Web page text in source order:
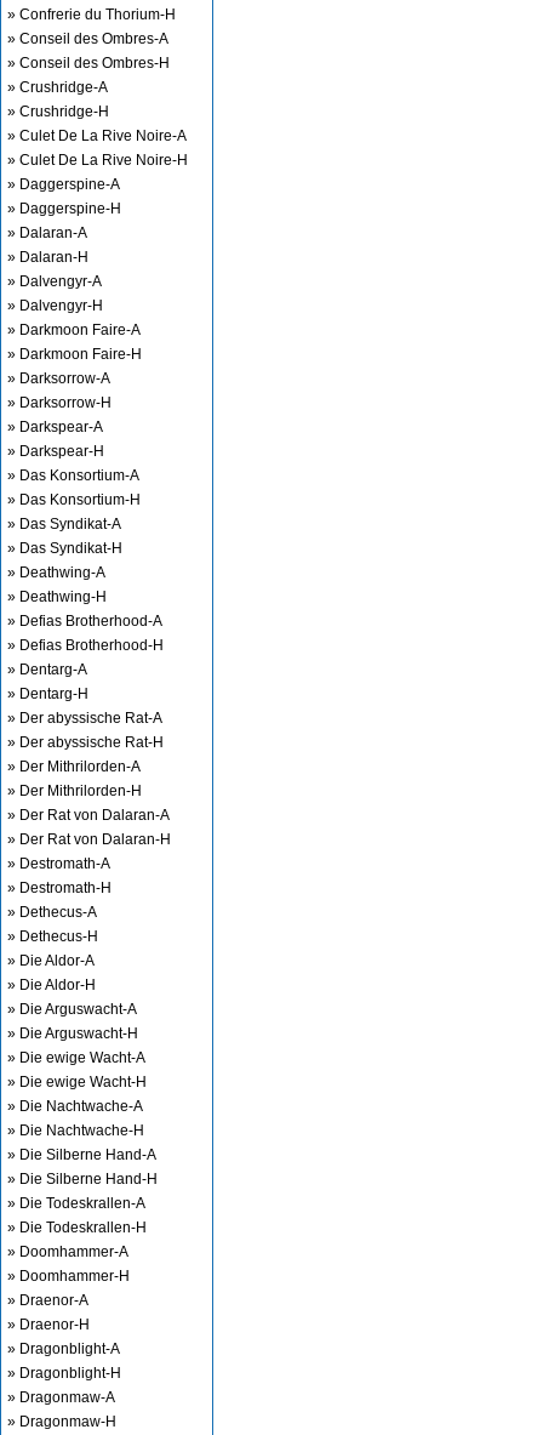
» Confrerie du Thorium-H
» Conseil des Ombres-A
» Conseil des Ombres-H
» Crushridge-A
» Crushridge-H
» Culet De La Rive Noire-A
» Culet De La Rive Noire-H
» Daggerspine-A
» Daggerspine-H
» Dalaran-A
» Dalaran-H
» Dalvengyr-A
» Dalvengyr-H
» Darkmoon Faire-A
» Darkmoon Faire-H
» Darksorrow-A
» Darksorrow-H
» Darkspear-A
» Darkspear-H
» Das Konsortium-A
» Das Konsortium-H
» Das Syndikat-A
» Das Syndikat-H
» Deathwing-A
» Deathwing-H
» Defias Brotherhood-A
» Defias Brotherhood-H
» Dentarg-A
» Dentarg-H
» Der abyssische Rat-A
» Der abyssische Rat-H
» Der Mithrilorden-A
» Der Mithrilorden-H
» Der Rat von Dalaran-A
» Der Rat von Dalaran-H
» Destromath-A
» Destromath-H
» Dethecus-A
» Dethecus-H
» Die Aldor-A
» Die Aldor-H
» Die Arguswacht-A
» Die Arguswacht-H
» Die ewige Wacht-A
» Die ewige Wacht-H
» Die Nachtwache-A
» Die Nachtwache-H
» Die Silberne Hand-A
» Die Silberne Hand-H
» Die Todeskrallen-A
» Die Todeskrallen-H
» Doomhammer-A
» Doomhammer-H
» Draenor-A
» Draenor-H
» Dragonblight-A
» Dragonblight-H
» Dragonmaw-A
» Dragonmaw-H